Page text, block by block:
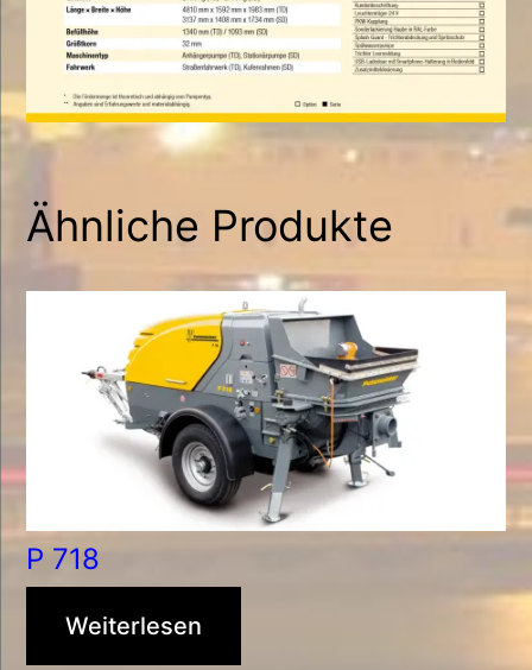
Ähnliche Produkte
P 718
Weiterlesen